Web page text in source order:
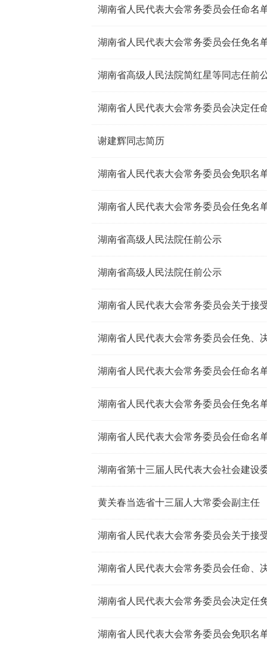
湖南省人民代表大会常务委员会任命名
湖南省人民代表大会常务委员会任免名
湖南省高级人民法院简红星等同志任前
湖南省人民代表大会常务委员会决定任
谢建辉同志简历
湖南省人民代表大会常务委员会免职名
湖南省人民代表大会常务委员会任免名
湖南省高级人民法院任前公示
湖南省高级人民法院任前公示
湖南省人民代表大会常务委员会任免、
湖南省人民代表大会常务委员会任命名
湖南省人民代表大会常务委员会任免名
湖南省人民代表大会常务委员会任命名
湖南省第十三届人民代表大会社会建设
黄关春当选省十三届人大常委会副主任
湖南省人民代表大会常务委员会任命、
湖南省人民代表大会常务委员会决定任
湖南省人民代表大会常务委员会免职名